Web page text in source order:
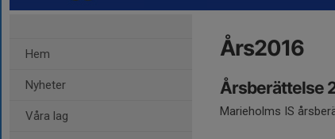
Hem
Nyheter
Våra lag
Års2016
Årsberättelse
Marieholms IS